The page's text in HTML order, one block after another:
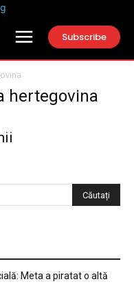
Subscribe
hertegovina
Meta a piratat o altă